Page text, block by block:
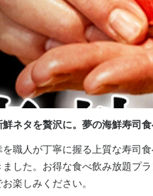
ネタを贅沢に。夢の海鮮寿司食
職人が丁寧に握る上質な寿司
した。お得な食べ飲み放題プ
楽しみください。
のおすすめポイント
が身につく環境】
ネジメント、スタッフ育成など
識や経営ノウハウも習得でき、
かり評価】
など、あなたの頑張りや成果
も豊富。やりがいを感じなが
の方には、経験豊富な先輩ス
実際の現場で一つずつ覚えてい
トできます。
事のおすすめポイント
成長できる環境】
を問わず、幅広い層が活躍中
すめの職場です。